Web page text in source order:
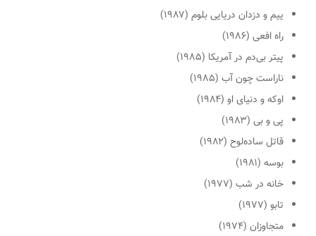
ییم و دزدان دریایی بلوم (۱۹۸۷)
راه افعی (۱۹۸۶)
پیتر بی‌دم در آمریکا (۱۹۸۵)
ناراست چون آب (۱۹۸۵)
اوکه و دنیای او (۱۹۸۴)
پی و بی (۱۹۸۳)
قاتل ساده‌لوح (۱۹۸۲)
بوسه (۱۹۸۱)
خانه در شب (۱۹۷۷)
تابو (۱۹۷۷)
متجاوزان (۱۹۷۴)